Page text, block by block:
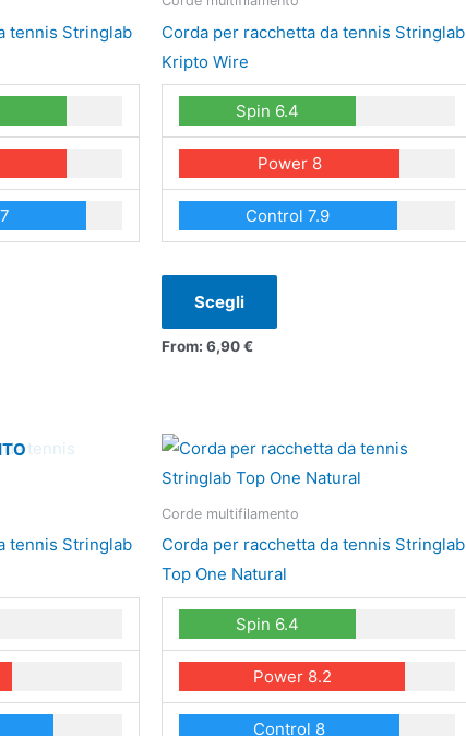
tennis Stringlab
Corda per racchetta da tennis Stringlab
Kripto Wire
Spin 6.4
Power 8
Control 7.9
Scegli
più
Le
opzioni
possono
essere
scelte
nella
From: 6,90€
tennis Stringlab
Corde multifilamento
Corda per racchetta da tennis Stringlab
Top One Natural
Spin 6.4
Power 8.2
Control 8
Questo
prodotto
ha
più
varianti.
Le
opzioni
possono
essere
scelte